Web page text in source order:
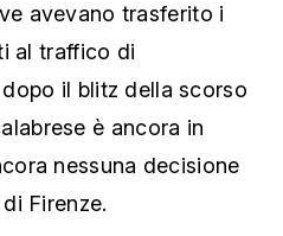
avevano trasferito i
al traffico di
il blitz della scorso
è ancora in
nessuna decisione
Firenze.